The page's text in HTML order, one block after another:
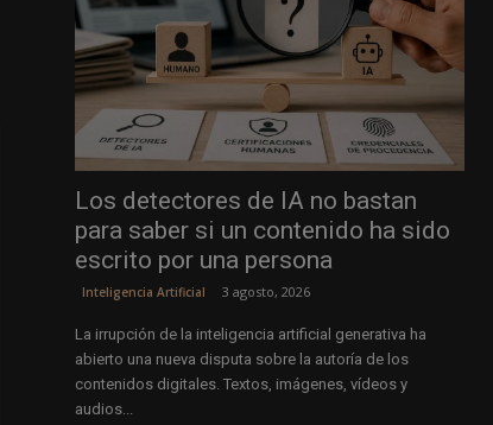
Los detectores de IA no bastan
para saber si un contenido ha sido
escrito por una persona
Inteligencia Artificial 3 agosto, 2026
La irrupción de la inteligencia artificial generativa ha
abierto una nueva disputa sobre la autoría de los
contenidos digitales. Textos, imágenes, vídeos y
audios...